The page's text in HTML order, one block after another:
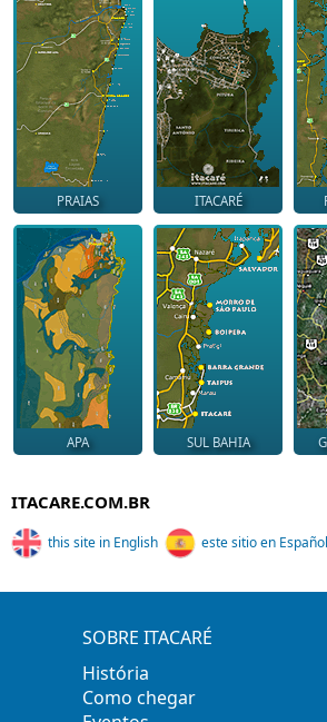
PRAIAS ITACARÉ
APA SUL BAHIA
ITACARE.COM.BR
this site in English este sitio en Español
SOBRE ITACARÉ
História
Como chegar